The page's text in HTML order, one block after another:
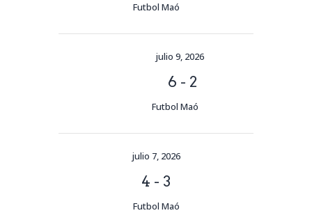
Futbol Maó
julio 9, 2026
6 - 2
Futbol Maó
julio 7, 2026
4 - 3
Futbol Maó